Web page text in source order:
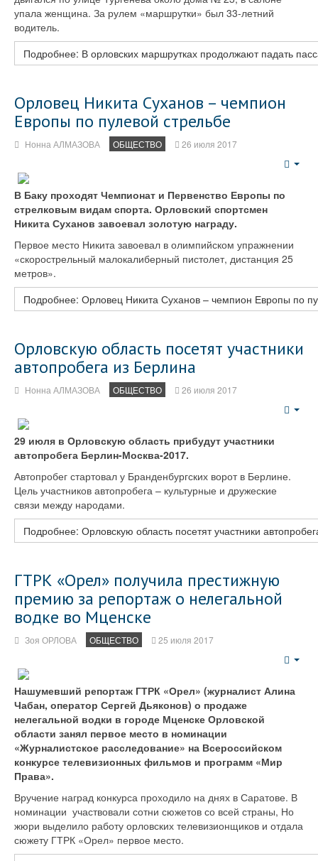
упала женщина. За рулем «маршрутки» был 33-летний
водитель.
Подробнее: В орловских маршрутках продолжают падать
Орловец Никита Суханов – чемпион
Европы по пулевой стрельбе
Нонна АЛМАЗОВА ОБЩЕСТВО 26 июля 2017
В Баку проходят Чемпионат и Первенство Европы по
стрелковым видам спорта. Орловский спортсмен
Никита Суханов завоевал золотую награду.
Первое место Никита завоевал в олимпийском упражнении
«скорострельный малокалиберный пистолет, дистанция 25
метров».
Подробнее: Орловец Никита Суханов – чемпион Европы по
Орловскую область посетят участники
автопробега из Берлина
Нонна АЛМАЗОВА ОБЩЕСТВО 26 июля 2017
29 июля в Орловскую область прибудут участники
автопробега Берлин-Москва-2017.
Автопробег стартовал у Бранденбургских ворот в Берлине.
Цель участников автопробега – культурные и дружеские
связи между народами.
Подробнее: Орловскую область посетят участники
ГТРК «Орел» получила престижную
премию за репортаж о нелегальной
водке во Мценске
Зоя ОРЛОВА ОБЩЕСТВО 25 июля 2017
Нашумевший репортаж ГТРК «Орел» (журналист Алина
Чабан, оператор Сергей Дьяконов) о продаже
нелегальной водки в городе Мценске Орловской
области занял первое место в номинации
«Журналистское расследование» на Всероссийском
конкурсе телевизионных фильмов и программ «Мир
Права».
Вручение наград конкурса проходило на днях в Саратове. В
номинации участвовали сотни сюжетов со всей страны, Но
жюри выделило работу орловских телевизионщиков и отдала
сюжету ГТРК «Орел» первое место.